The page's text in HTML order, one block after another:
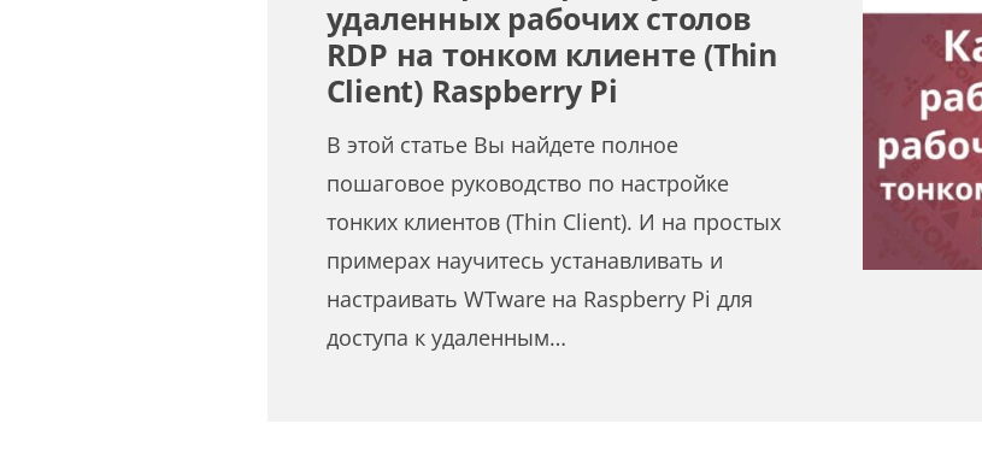
удаленных рабочих столов
RDP на тонком клиенте (Thin
Client) Raspberry Pi
В этой статье Вы найдете полное
пошаговое руководство по настройке
тонких клиентов (Thin Client). И на простых
примерах научитесь устанавливать и
настраивать WTware на Raspberry Pi для
доступа к удаленным…